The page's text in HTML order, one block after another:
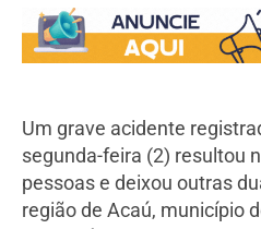
Um grave acidente
segunda-feira (2) resultou
pessoas e deixou outras
região de Acaú, município